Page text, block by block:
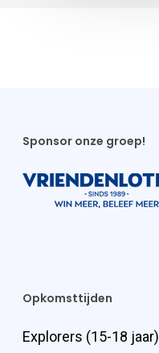
Sponsor onze groep!
Opkomsttijden
Explorers (15-18 jaar)